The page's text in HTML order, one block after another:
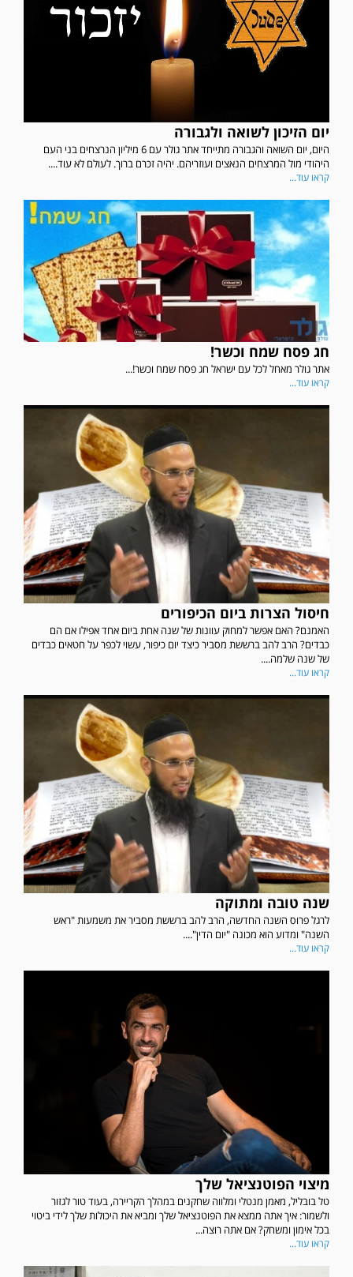
יום הזיכון לשואה ולגבורה
היום, יום השואה והגבורה מתייחד אתר גולר עם 6 מיליון הנרצחים בני העם
היהודי מול המרצחים הנאצים ועוזריהם. יהיה זכרם ברוך. לעולם לא עוד....
קראו עוד...
חג פסח שמח וכשר!
אתר גולר מאחל לכל עם ישראל חג פסח שמח וכשר!...
קראו עוד...
חיסול הצרות ביום הכיפורים
האמנם? האם אפשר למחוק עוונות של שנה אחת ביום אחד אפילו אם הם
כבדים? הרב להב ברששת מסביר כיצד יום כיפור, עשוי לכפר על חטאים כבדים
של שנה שלמה....
קראו עוד...
שנה טובה ומתוקה
לרגל פרוס השנה החדשה, הרב להב ברששת מסביר את משמעות "ראש
השנה" ומדוע הוא מכונה "יום הדין"....
קראו עוד...
מיצוי הפוטנציאל שלך
טל בובליל, מאמן מנטלי ומלווה שחקנים במהלך הקריירה, בעוד טור לגזור
ולשמור: איך אתה ממצא את הפוטנציאל שלך ומביא את היכולות שלך לידי ביטוי
בכל אימון ומשחק? אם אתה רוצה...
קראו עוד...